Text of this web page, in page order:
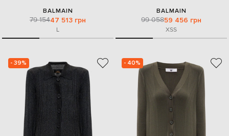
BALMAIN
79 15447 513 грн
L
BALMAIN
99 05859 456 грн
XSS
- 39% - 40%